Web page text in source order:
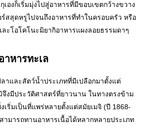
องก็เริ่มมุ่งไปสู่อาหารที่มีขอบเขตกว้างขวาง
ร์สสุดหรูไปจนถึงอาหารที่ทำในครอบครัว หรือ
ะโอโคโนะมิยากิอาหารแผงลอยธรรมดาๆ
าหารทะเล
าและสัตว์น้ำประเภทที่มีเปลือกมาตั้งแต่
งมีประวัติศาสตร์ที่ยาวนาน ในทางตรงข้าม
เริ่มเป็นที่แพร่หลายตั้งแต่สมัยเมจิ (ปี 1868-
ามารถทานอาหารเนื้อได้หลากหลายประเภท